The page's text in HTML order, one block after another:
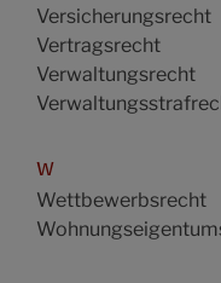
Versicherungsrecht
Vertragsrecht
Verwaltungsrecht
W
Wettbewerbsrecht